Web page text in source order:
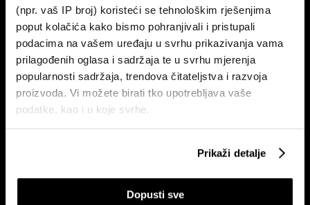
(npr. vaš IP broj) koristeći se tehnološkim rješenjima
poput kolačića kako bismo pohranjivali i pristupali
podacima na vašem uređaju u svrhu prikazivanja vama
prilagođenih oglasa i sadržaja te u svrhu mjerenja
popularnosti sadržaja, trendova čitateljstva i razvoja
proizvoda. Vi možete birati tko upotrebljava vaše
podatke, kao i u koje svrhe.
Prikupljati podatke o vašoj geografskoj lokaciji,
koji mogu biti precizni do radijusa od nekoliko metara
Prepoznati vaš uređaj tako što ćemo aktivno
Prikaži detalje
Dopusti sve
Dr. Stefan Jerotić: 'Težak nije
čovjek, nego odnos postane
Slučaj Fekkai - ni luksuzni biznisi